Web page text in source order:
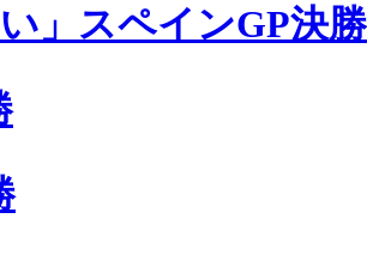
」スペインGP決勝